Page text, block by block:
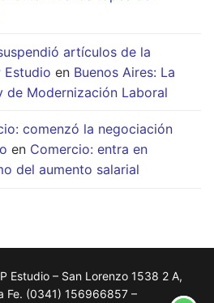
artículos de la
Estudio en Buenos Aires: La
de Modernización Laboral
comenzó la negociación
en Comercio: entra en
del aumento salarial
Estudio – San Lorenzo 1538 2 A,
Fe. (0341) 156966857 –